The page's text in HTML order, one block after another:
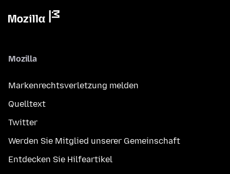
Mozilla
Markenrechtsverletzung melden
Quelltext
Twitter
Werden Sie Mitglied unserer Gemeinschaft
Entdecken Sie Hilfeartikel